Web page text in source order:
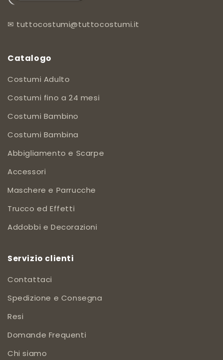
✉ tuttocostumi@tuttocostumi.it
Catalogo
Costumi Adulto
Costumi fino a 24 mesi
Costumi Bambino
Costumi Bambina
Abbigliamento e Scarpe
Accessori
Maschere e Parrucche
Trucco ed Effetti
Addobbi e Decorazioni
Servizio clienti
Contattaci
Spedizione e Consegna
Resi
Domande Frequenti
Chi siamo